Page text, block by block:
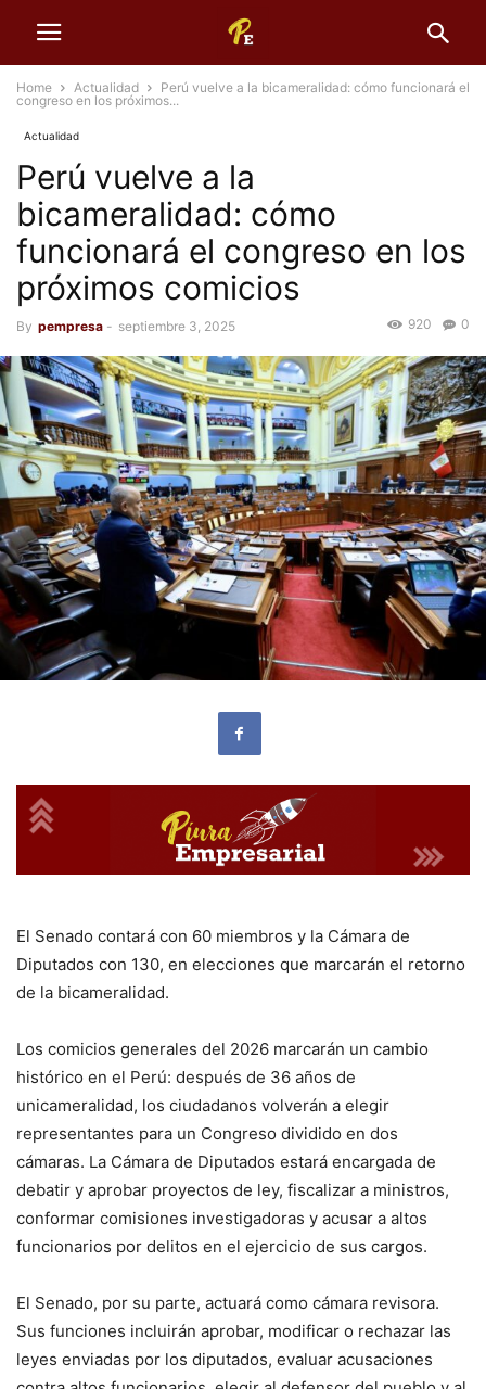
Home Actualidad
Perú vuelve a la bicameralidad: cómo funcionará el
congreso en los próximos...
Actualidad
Perú vuelve a la
bicameralidad: cómo
funcionará el congreso en los
próximos comicios
By pempresa - septiembre 3, 2025 0
920
El Senado contará con 60 miembros y la Cámara de
Diputados con 130, en elecciones que marcarán el retorno
de la bicameralidad.
Los comicios generales del 2026 marcarán un cambio
histórico en el Perú: después de 36 años de
unicameralidad, los ciudadanos volverán a elegir
representantes para un Congreso dividido en dos
cámaras. La Cámara de Diputados estará encargada de
debatir y aprobar proyectos de ley, fiscalizar a ministros,
conformar comisiones investigadoras y acusar a altos
funcionarios por delitos en el ejercicio de sus cargos.
El Senado, por su parte, actuará como cámara revisora.
Sus funciones incluirán aprobar, modificar o rechazar las
leyes enviadas por los diputados, evaluar acusaciones